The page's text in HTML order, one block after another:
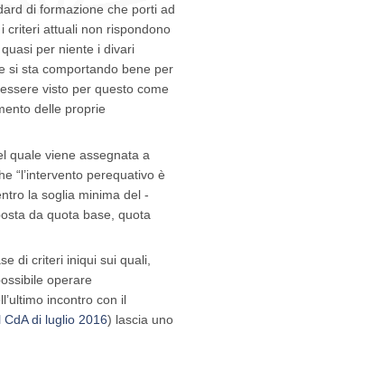
di formazione che porti ad
criteri attuali non rispondono
per niente i divari
si sta comportando bene per
visto per questo come
delle proprie
quale viene assegnata a
“l’intervento perequativo è
la soglia minima del ‐
da quota base, quota
di criteri iniqui sui quali,
operare
incontro con il
di luglio 2016) lascia uno